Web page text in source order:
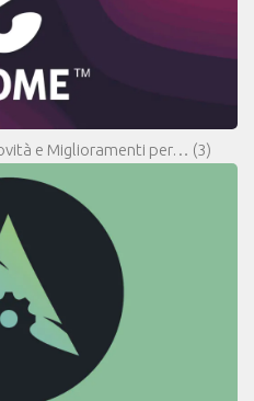
e Miglioramenti per… (3)